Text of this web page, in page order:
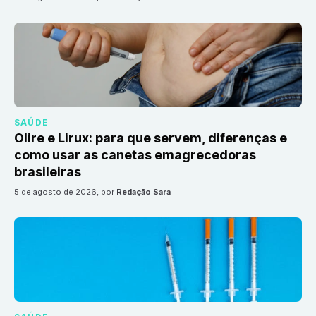
SAÚDE
Olire e Lirux: para que servem, diferenças e
como usar as canetas emagrecedoras
brasileiras
5 de agosto de 2026, por Redação Sara